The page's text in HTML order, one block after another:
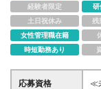
経験者限定
研
土日祝休み
残
女性管理職在籍
時短勤務あり
応募資格
≪